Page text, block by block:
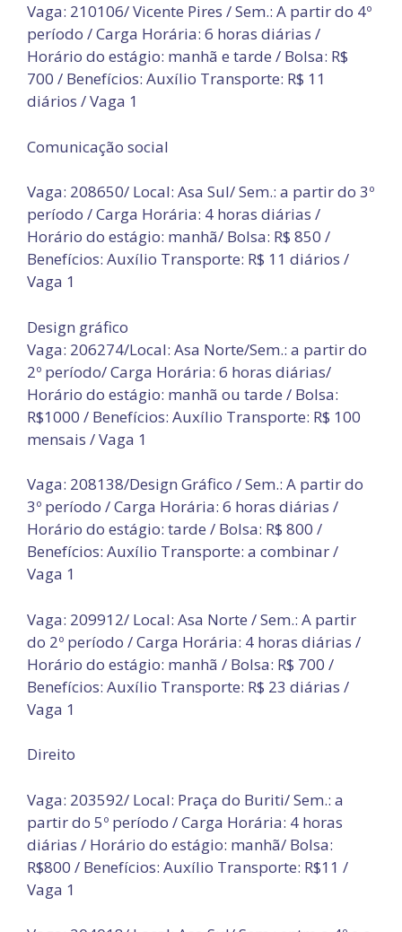
Vaga: 210106/ Vicente Pires / Sem.: A partir do 4º
período / Carga Horária: 6 horas diárias /
Horário do estágio: manhã e tarde / Bolsa: R$
700 / Benefícios: Auxílio Transporte: R$ 11
diários / Vaga 1
Comunicação social
Vaga: 208650/ Local: Asa Sul/ Sem.: a partir do 3º
período / Carga Horária: 4 horas diárias /
Horário do estágio: manhã/ Bolsa: R$ 850 /
Benefícios: Auxílio Transporte: R$ 11 diários /
Vaga 1
Design gráfico
Vaga: 206274/Local: Asa Norte/Sem.: a partir do
2º período/ Carga Horária: 6 horas diárias/
Horário do estágio: manhã ou tarde / Bolsa:
R$1000 / Benefícios: Auxílio Transporte: R$ 100
mensais / Vaga 1
Vaga: 208138/Design Gráfico / Sem.: A partir do
3º período / Carga Horária: 6 horas diárias /
Horário do estágio: tarde / Bolsa: R$ 800 /
Benefícios: Auxílio Transporte: a combinar /
Vaga 1
Vaga: 209912/ Local: Asa Norte / Sem.: A partir
do 2º período / Carga Horária: 4 horas diárias /
Horário do estágio: manhã / Bolsa: R$ 700 /
Benefícios: Auxílio Transporte: R$ 23 diárias /
Vaga 1
Direito
Vaga: 203592/ Local: Praça do Buriti/ Sem.: a
partir do 5º período / Carga Horária: 4 horas
diárias / Horário do estágio: manhã/ Bolsa:
R$800 / Benefícios: Auxílio Transporte: R$11 /
Vaga 1